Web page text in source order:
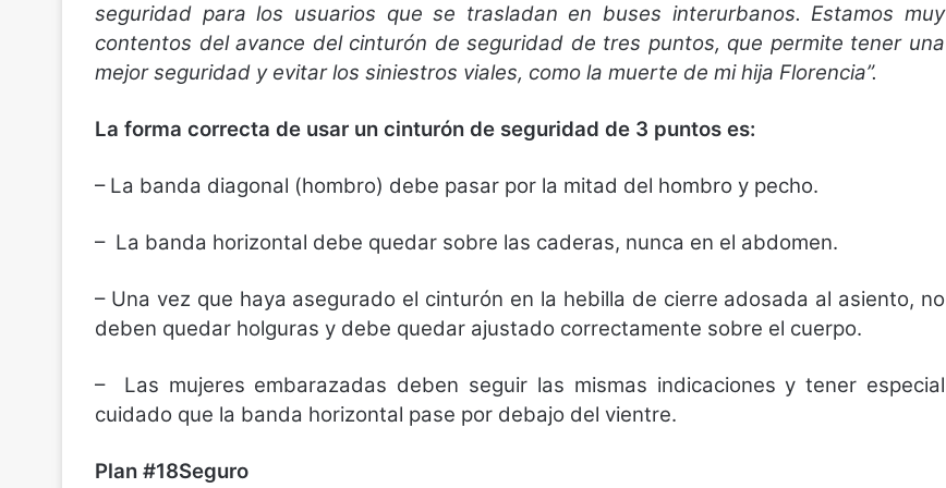
seguridad para los usuarios que se trasladan en buses interurbanos. Estamos muy
contentos del avance del cinturón de seguridad de tres puntos, que permite tener una
mejor seguridad y evitar los siniestros viales, como la muerte de mi hija Florencia”.
La forma correcta de usar un cinturón de seguridad de 3 puntos es:
– La banda diagonal (hombro) debe pasar por la mitad del hombro y pecho.
– La banda horizontal debe quedar sobre las caderas, nunca en el abdomen.
– Una vez que haya asegurado el cinturón en la hebilla de cierre adosada al asiento, no
deben quedar holguras y debe quedar ajustado correctamente sobre el cuerpo.
– Las mujeres embarazadas deben seguir las mismas indicaciones y tener especial
cuidado que la banda horizontal pase por debajo del vientre.
Plan #18Seguro